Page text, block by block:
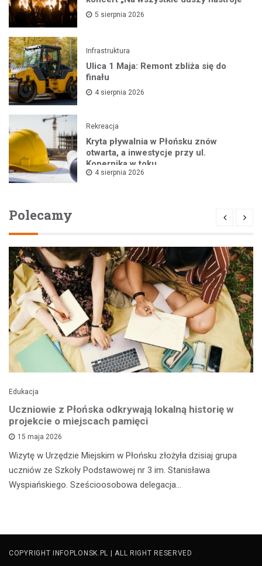
5 sierpnia 2026
Infrastruktura
Ulica 1 Maja: Remont zbliża się do
finału
4 sierpnia 2026
Rekreacja
Kryta pływalnia w Płońsku znów
otwarta, a inwestycje przy ul.
Kopernika w toku
4 sierpnia 2026
Polecamy
Edukacja
Uczniowie z Płońska odkrywają lokalną historię w
projekcie o miejscach pamięci
15 maja 2026
Wizytę w Urzędzie Miejskim w Płońsku złożyła dzisiaj grupa
uczniów ze Szkoły Podstawowej nr 3 im. Stanisława
Wyspiańskiego. Sześcioosobowa delegacja…
COPYRIGHT INFOPLONSK.PL | ALL RIGHT RESERVED